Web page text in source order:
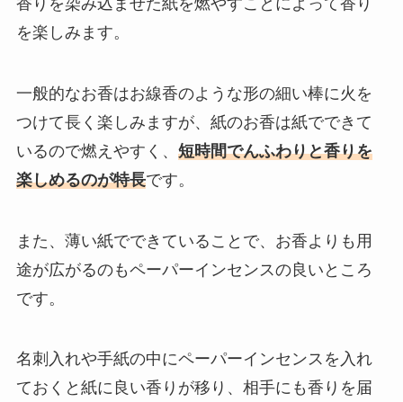
を楽しみます。
一般的なお香はお線香のような形の細い棒に火を
つけて長く楽しみますが、紙のお香は紙でできて
いるので燃えやすく、 短時間でんふわりと香りを
楽しめるのが特長です。
また、薄い紙でできていることで、お香よりも用
途が広がるのもペーパーインセンスの良いところ
です。
名刺入れや手紙の中にペーパーインセンスを入れ
ておくと紙に良い香りが移り、相手にも香りを届